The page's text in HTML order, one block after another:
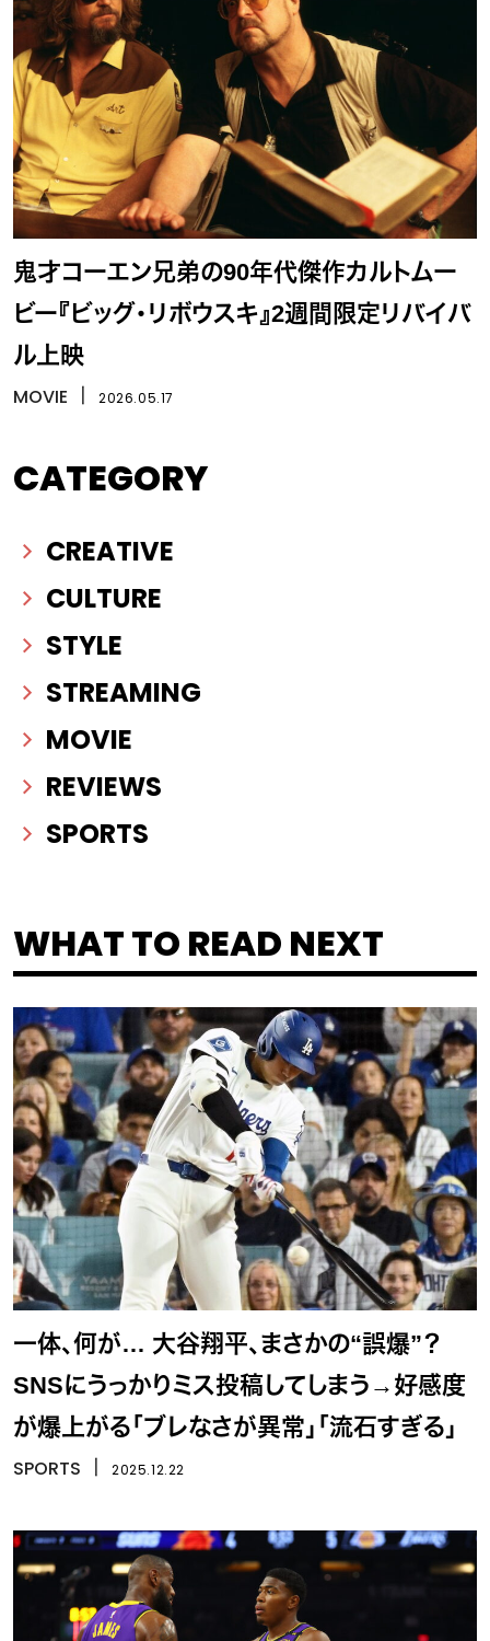
鬼才コーエン兄弟の90年代傑作カルトムー
ビー『ビッグ・リボウスキ』2週間限定リバイバ
ル上映
MOVIE 2026.05.17
CATEGORY
CREATIVE
CULTURE
STYLE
STREAMING
MOVIE
REVIEWS
SPORTS
WHAT TO READ NEXT
一体、何が… 大谷翔平、まさかの“誤爆”？
SNSにうっかりミス投稿してしまう→好感度
が爆上がる「ブレなさが異常」「流石すぎる」
SPORTS 2025.12.22